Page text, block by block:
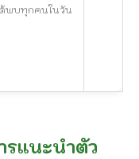
พบทุกคนในวัน
รแนะนำตัว